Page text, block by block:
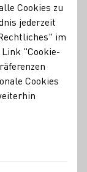
und natürlich
Riol. 🌿🌅 Im
Weide einige
und unsere
uns auf
Cookies zu
jederzeit
im
"Cookie-
Cookies